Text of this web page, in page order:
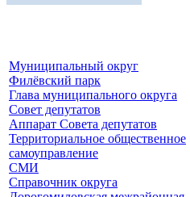
Муниципальный округ
Филёвский парк
Глава муниципального округа
Совет депутатов
Аппарат Совета депутатов
Территориальное общественное
самоуправление
СМИ
Справочник округа